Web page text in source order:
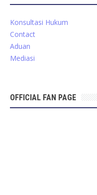
Konsultasi Hukum
Contact
Aduan
Mediasi
OFFICIAL FAN PAGE